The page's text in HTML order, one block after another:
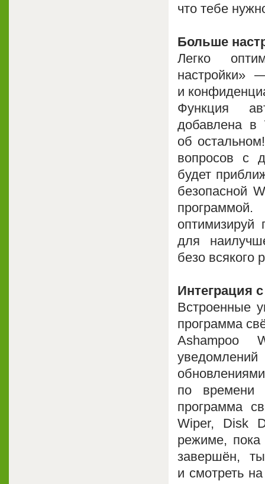
что тебе
Больше
Легко
настройки»
и
Функция
добавлена в
об
вопросов с
будет
безопасной
оптимизируй
для
безо всякого
Интеграция
Встроенные
программа
Ashampoo
по времени
программа
Wiper, Disk
режиме, пока
завершён,
и смотреть